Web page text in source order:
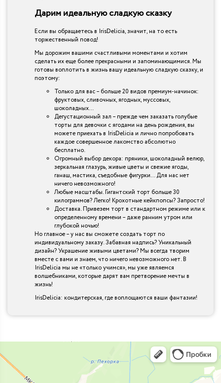
Дарим идеальную сладкую сказку
Если вы обращаетесь в IrisDelicia, значит, на то есть
торжественный повод!
Мы дорожим вашими счастливыми моментами и хотим
сделать их еще более прекрасными и запоминающимися. Мы
готовы воплотить в жизнь вашу идеальную сладкую сказку, и
поэтому:
Только для вас – больше 20 видов премиум-начинок:
фруктовых, сливочных, ягодных, муссовых,
шоколадных…
Дегустационный зал – прежде чем заказать голубые
торты для девочки с ягодами на день рождения, вы
можете приехать в IrisDelicia и лично попробовать
каждое совершенное лакомство абсолютно
бесплатно.
Огромный выбор декора: пряники, шоколадный велюр,
зеркальная глазурь, живые цветы и свежие ягоды,
ганаш, мастика, съедобные фигурки… Для нас нет
ничего невозможного!
Любые масштабы. Гигантский торт больше 30
килограммов? Легко! Крохотные кейкпопсы? Запросто!
Доставка. Привезем торт в стандартном режиме или к
определенному времени – даже ранним утром или
глубокой ночью!
Но главное – у нас вы сможете создать торт по
индивидуальному заказу. Забавная надпись? Уникальный
дизайн? Украшение живыми цветами? Мы всегда творим
вместе с вами и знаем, что ничего невозможного нет. В
IrisDelicia мы не «только учимся», мы уже являемся
волшебниками, которые дарят вам претворение мечты в
жизнь!
IrisDelicia: кондитерская, где воплощаются ваши фантазии!